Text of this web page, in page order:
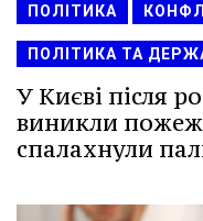
ПОЛІТИКА
ПОЛІТИКА ТА
У Києві після
виникли
спалахнули